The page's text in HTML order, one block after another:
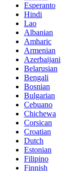
Esperanto
Hindi
Lao
Albanian
Amharic
Armenian
Azerbaijani
Belarusian
Bengali
Bosnian
Bulgarian
Cebuano
Chichewa
Corsican
Croatian
Dutch
Estonian
Filipino
Finnish